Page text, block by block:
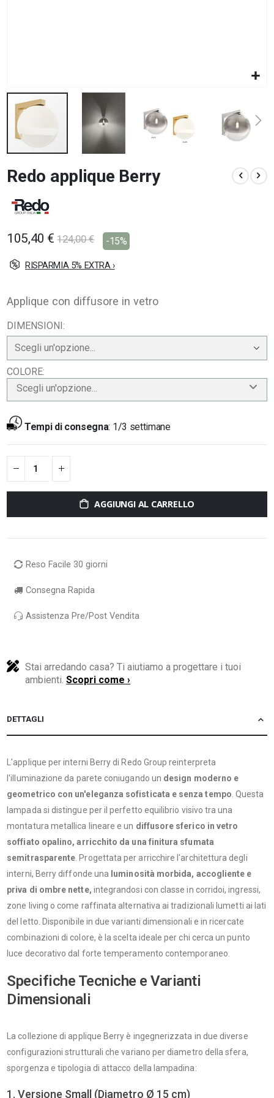
all'inizio
della
galleria
di
Redo applique Berry
105,40 € 124,00 € -15%
RISPARMIA 5% EXTRA ›
Applique con diffusore in vetro
DIMENSIONI
COLORE
Scegli un'opzione...
Tempi di consegna: 1/3 settimane
AGGIUNGI AL CARRELLO
Reso Facile 30 giorni
Consegna Rapida
Assistenza Pre/Post Vendita
Stai arredando casa? Ti aiutiamo a progettare i tuoi
ambienti.Scopri come ›
DETTAGLI
L'applique per interni Berry di Redo Group reinterpreta
l'illuminazione da parete coniugando un design moderno e
geometrico con un'eleganza sofisticata e senza tempo . Questa
lampada si distingue per il perfetto equilibrio visivo tra una
montatura metallica lineare e un diffusore sferico in vetro
soffiato opalino, arricchito da una finitura sfumata
semitrasparente . Progettata per arricchire l'architettura degli
interni, Berry diffonde una luminosità morbida, accogliente e
priva di ombre nette, integrandosi con classe in corridoi, ingressi,
zone living o come raffinata alternativa ai tradizionali lumetti ai lati
del letto. Disponibile in due varianti dimensionali e in ricercate
combinazioni di colore, è la scelta ideale per chi cerca un punto
luce decorativo dal forte temperamento contemporaneo.
Specifiche Tecniche e Varianti
Dimensionali
La collezione di applique Berry è ingegnerizzata in due diverse
configurazioni strutturali che variano per diametro della sfera,
sporgenza e tipologia di attacco della lampadina:
1. Versione Small (Diametro Ø 15 cm)